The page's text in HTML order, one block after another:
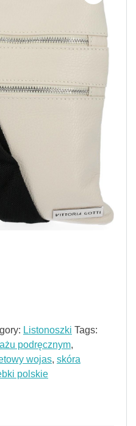
Listonoszki Tags:
podręcznym,
wojas, skóra
polskie